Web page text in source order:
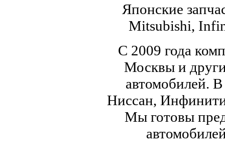
Японские
Mitsubishi,
С 2009 года
Москвы и
автомобилей.
Ниссан,
Мы готовы